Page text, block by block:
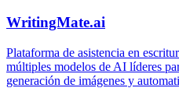
WritingMate.ai
Plataforma de asistencia en
múltiples modelos de AI líderes
generación de imágenes y